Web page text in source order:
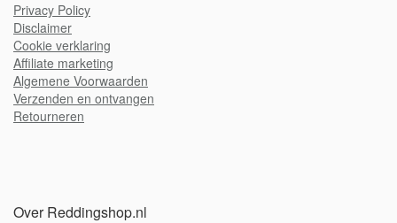
Privacy Policy
Disclaimer
Cookie verklaring
Affiliate marketing
Algemene Voorwaarden
Verzenden en ontvangen
Retourneren
Over Reddingshop.nl